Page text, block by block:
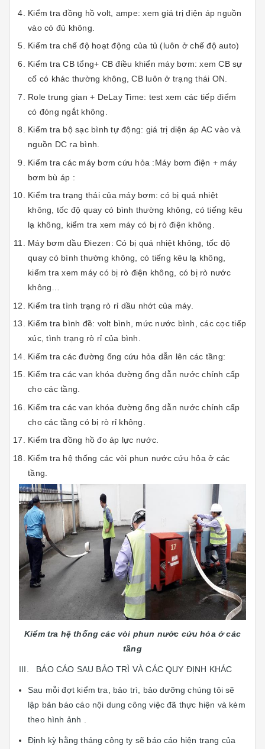
Kiểm tra đồng hồ volt, ampe: xem giá trị điện áp nguồn
vào có đủ không.
Kiểm tra chế độ hoạt động của tủ (luôn ở chế độ auto)
Kiểm tra CB tổng+ CB điều khiển máy bơm: xem CB sự
cố có khác thường không, CB luôn ở trạng thái ON.
Role trung gian + DeLay Time: test xem các tiếp điểm
có đóng ngắt không.
Kiểm tra bộ sạc bình tự động: giá trị diện áp AC vào và
nguồn DC ra bình.
Kiểm tra các máy bơm cứu hỏa :Máy bơm điện + máy
bơm bù áp :
Kiểm tra trạng thái của máy bơm: có bị quá nhiệt
không, tốc độ quay có bình thường không, có tiếng kêu
lạ không, kiểm tra xem máy có bị rò điện không.
Máy bơm dầu Điezen: Có bị quá nhiệt không, tốc độ
quay có bình thường không, có tiếng kêu lạ không,
kiểm tra xem máy có bị rò điện không, có bị rò nước
không…
Kiểm tra tình trạng rò rỉ dầu nhớt của máy.
Kiểm tra bình đề: volt bình, mức nước bình, các cọc tiếp
xúc, tình trạng rò rỉ của bình.
Kiểm tra các đường ống cứu hỏa dẫn lên các tầng:
Kiểm tra các van khóa đường ống dẫn nước chính cấp
cho các tầng.
Kiểm tra các van khóa đường ống dẫn nước chính cấp
cho các tầng có bị rò rỉ không.
Kiểm tra đồng hồ đo áp lực nước.
Kiểm tra hệ thống các vòi phun nước cứu hỏa ở các
tầng.
Kiểm tra hệ thống các vòi phun nước cứu hỏa ở các
tầng
III. BÁO CÁO SAU BẢO TRÌ VÀ CÁC QUY ĐỊNH KHÁC
Sau mỗi đợt kiểm tra, bảo trì, bảo dưỡng chúng tôi sẽ
lập bản báo cáo nội dung công việc đã thực hiện và kèm
theo hình ảnh .
Định kỳ hằng tháng công ty sẽ báo cáo hiện trạng của